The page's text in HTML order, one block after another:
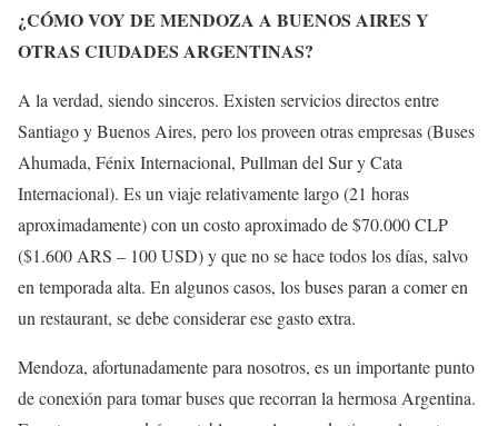
¿CÓMO VOY DE MENDOZA A BUENOS AIRES Y
OTRAS CIUDADES ARGENTINAS?
A la verdad, siendo sinceros. Existen servicios directos entre
Santiago y Buenos Aires, pero los proveen otras empresas (Buses
Ahumada, Fénix Internacional, Pullman del Sur y Cata
Internacional). Es un viaje relativamente largo (21 horas
aproximadamente) con un costo aproximado de $70.000 CLP
($1.600 ARS – 100 USD) y que no se hace todos los días, salvo
en temporada alta. En algunos casos, los buses paran a comer en
un restaurant, se debe considerar ese gasto extra.
Mendoza, afortunadamente para nosotros, es un importante punto
de conexión para tomar buses que recorran la hermosa Argentina.